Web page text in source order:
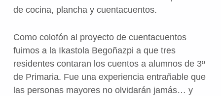
de cocina, plancha y cuentacuentos.
Como colofón al proyecto de cuentacuentos
fuimos a la Ikastola Begoñazpi a que tres
residentes contaran los cuentos a alumnos de 3º
de Primaria. Fue una experiencia entrañable que
las personas mayores no olvidarán jamás… y